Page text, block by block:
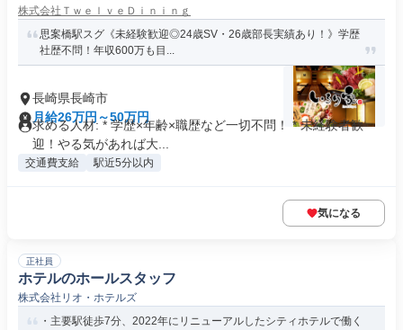
株式会社ＴｗｅｌｖｅＤｉｎｉｎｇ
思案橋駅スグ《未経験歓迎◎24歳SV・26歳部長実績あり！》学歴
社歴不問！年収600万も目...
長崎県長崎市
月給26万円～50万円
求める人材: * 学歴×年齢×職歴など一切不問！ * 未経験者歓
迎！やる気があれば大...
交通費支給 駅近5分以内
気になる
正社員
ホテルのホールスタッフ
株式会社リオ・ホテルズ
・主要駅徒歩7分、2022年にリニューアルしたシティホテルで働く